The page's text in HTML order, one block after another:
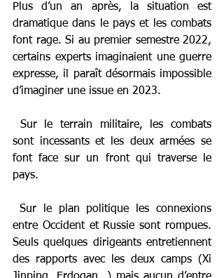
Plus d’un an après, la situation est
dramatique dans le pays et les combats
font rage. Si au premier semestre 2022,
certains experts imaginaient une guerre
expresse, il paraît désormais impossible
d’imaginer une issue en 2023.
sont incessants et les deux armées se
font face sur un front qui traverse le
pays.
entre Occident et Russie sont rompues.
Seuls quelques dirigeants entretiennent
des rapports avec les deux camps (Xi